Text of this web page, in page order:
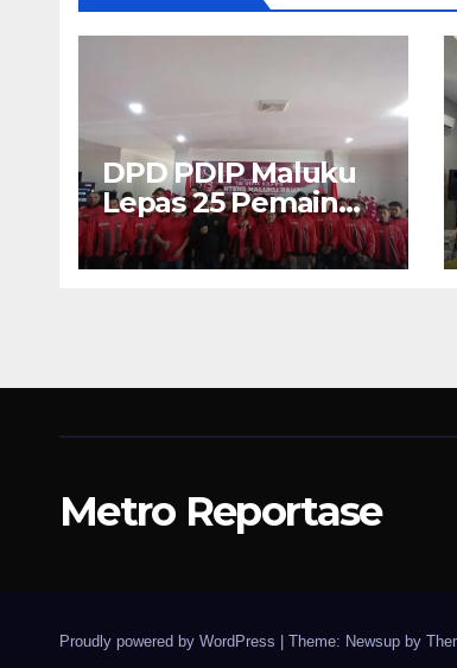
DPD PDIP Maluku
Lepas 25 Pemain
U17 “Banteng
Maluku Raya” ke
Metro Reportase
Proudly powered by WordPress Theme: Newsup by